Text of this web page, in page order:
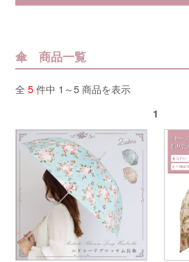
傘 商品一覧
全5件中 1～5 商品を表示
1